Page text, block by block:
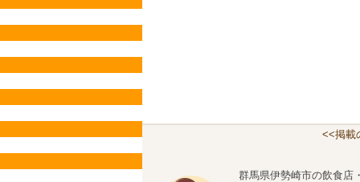
<<掲載
群馬県伊勢崎市の飲食店